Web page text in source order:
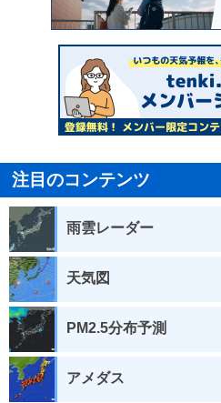
注目のコンテンツ
雨雲レーダー
天気図
PM2.5分布予測
アメダス